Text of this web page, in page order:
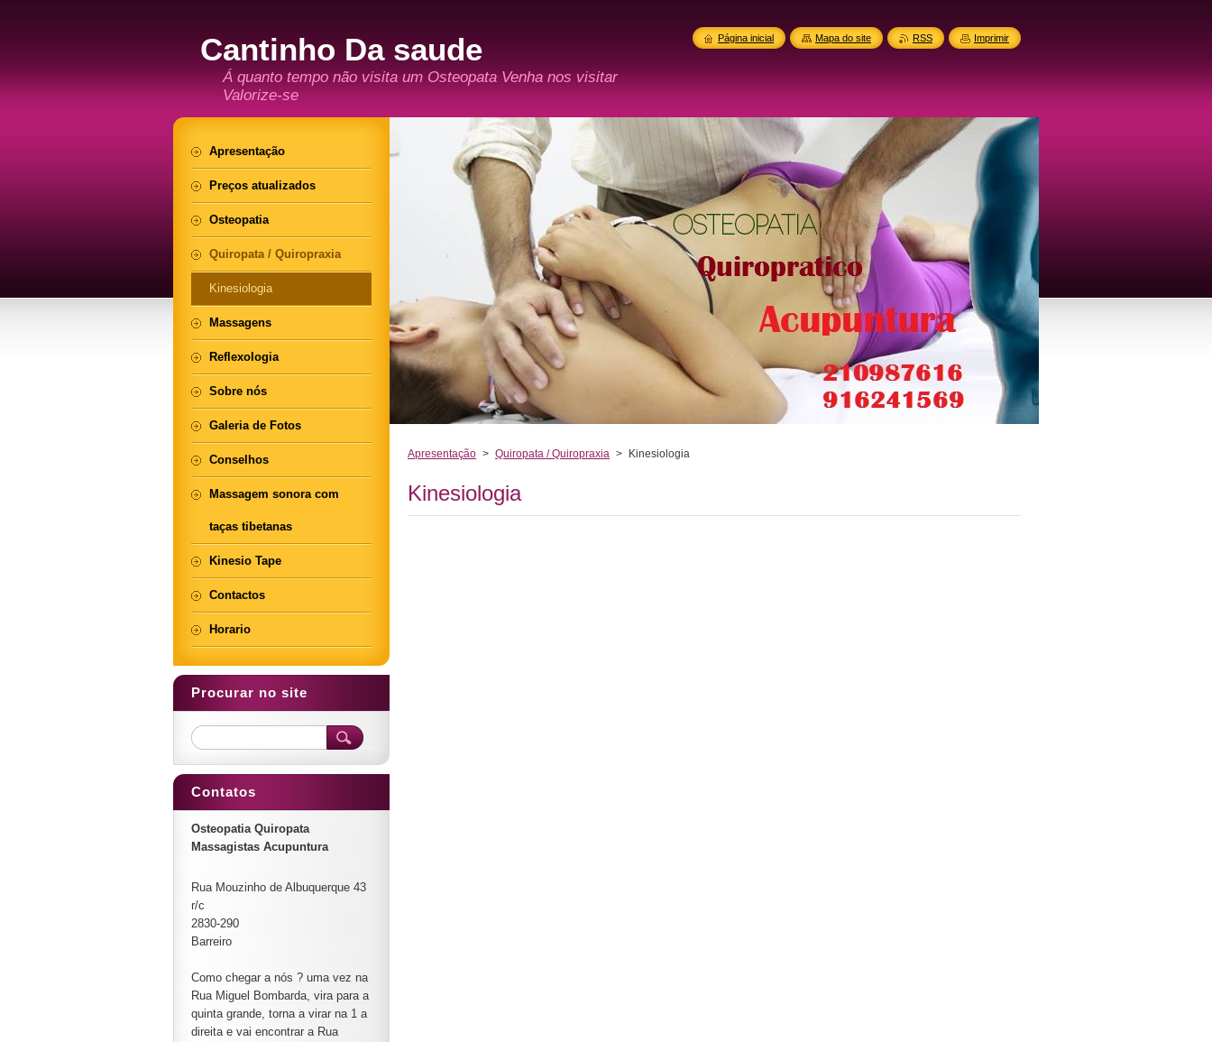
Cantinho Da saude
Á quanto tempo não visita um Osteopata Venha nos visitar
Valorize-se
Apresentação > Quiropata / Quiropraxia > Kinesiologia
Kinesiologia
Apresentação
Preços atualizados
Osteopatia
Quiropata / Quiropraxia
Kinesiologia
Massagens
Reflexologia
Sobre nós
Galeria de Fotos
Conselhos
Massagem sonora com
taças tibetanas
Kinesio Tape
Contactos
Horario
Procurar no site
Contatos
Osteopatia Quiropata
Massagistas Acupuntura
Rua Mouzinho de Albuquerque 43
r/c
2830-290
Barreiro
Como chegar a nós ? uma vez na
Rua Miguel Bombarda, vira para a
quinta grande, torna a virar na 1 a
direita e vai encontrar a Rua
Página inicial Mapa do site RSS Imprimir